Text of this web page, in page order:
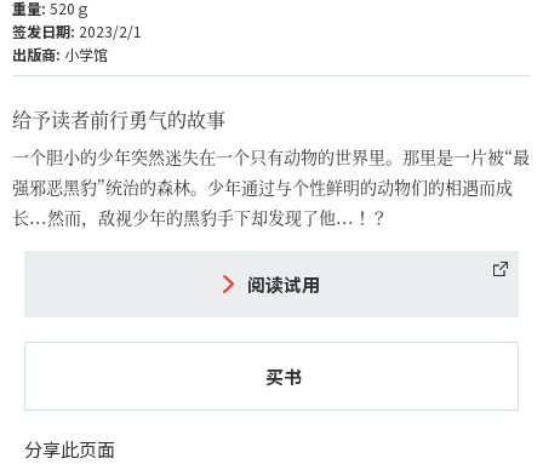
重量: 520ｇ
签发日期: 2023/2/1
出版商: 小学馆
给予读者前行勇气的故事
一个胆小的少年突然迷失在一个只有动物的世界里。那里是一片被“最
强邪恶黑豹”统治的森林。少年通过与个性鲜明的动物们的相遇而成
长...然而，敌视少年的黑豹手下却发现了他...！？
阅读试用
买书
分享此页面